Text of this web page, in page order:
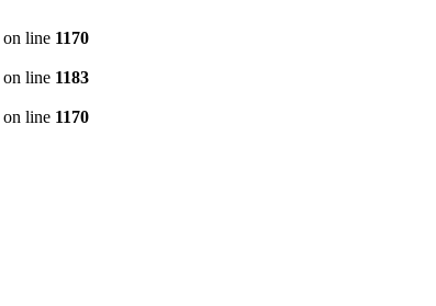
on line 1170
on line 1183
on line 1170